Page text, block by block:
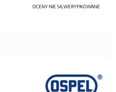
OCENY NIE SĄ WERYFIKOWANE